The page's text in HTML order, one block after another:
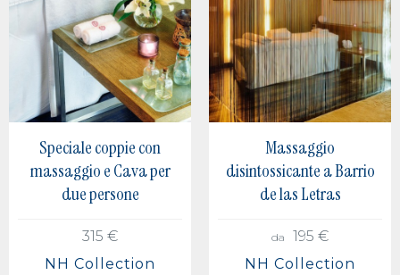
Speciale coppie con
massaggio e Cava per
due persone
315 €
NH Collection
Massaggio
disintossicante a Barrio
de las Letras
da
195 €
NH Collection